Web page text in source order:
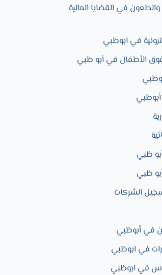
والطعون في القضايا المالية
في ابوظبي
الأطفال في أبو ظبي
ظبي
ظبي
الشركات
في أبوظبي
في ابوظبي
في ابوظبي